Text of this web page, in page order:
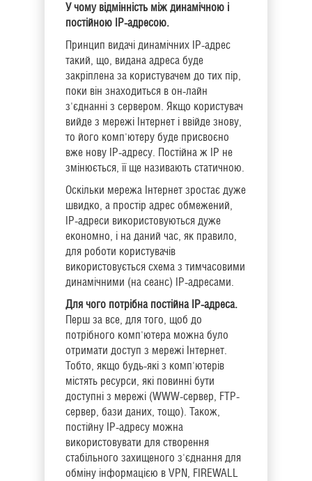
У чому відмінність між динамічною і
постійною IP-адресою.
Принцип видачі динамічних IP-адрес
такий, що, видана адреса буде
закріплена за користувачем до тих пір,
поки він знаходиться в он-лайн
з'єднанні з сервером. Якщо користувач
вийде з мережі Інтернет і ввійде знову,
то його комп'ютеру буде присвоєно
вже нову IP-адресу. Постійна ж IP не
змінюється, її ще називають статичною.
Оскільки мережа Інтернет зростає дуже
швидко, а простір адрес обмежений,
IP-адреси використовуються дуже
економно, і на даний час, як правило,
для роботи користувачів
використовується схема з тимчасовими
динамічними (на сеанс) IP-адресами.
Для чого потрібна постійна IP-адреса.
Перш за все, для того, щоб до
потрібного комп'ютера можна було
отримати доступ з мережі Інтернет.
Тобто, якщо будь-які з комп'ютерів
містять ресурси, які повинні бути
доступні з мережі (WWW-сервер, FTP-
сервер, бази даних, тощо). Також,
постійну IP-адресу можна
використовувати для створення
стабільного захищеного з'єднання для
обміну інформацією в VPN, FIREWALL